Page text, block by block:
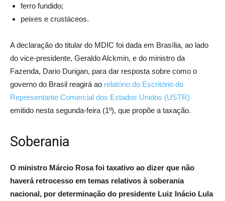
ferro fundido;
peixes e crustáceos.
A declaração do titular do MDIC foi dada em Brasília, ao lado
do vice-presidente, Geraldo Alckmin, e do ministro da
Fazenda, Dario Durigan, para dar resposta sobre como o
governo do Brasil reagirá ao relatório do Escritório do
Representante Comercial dos Estados Unidos (USTR)
emitido nesta segunda-feira (1º), que propõe a taxação.
Soberania
O ministro Márcio Rosa foi taxativo ao dizer que não
haverá retrocesso em temas relativos à soberania
nacional, por determinação do presidente Luiz Inácio Lula